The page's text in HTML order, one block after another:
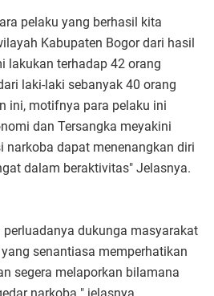
pelaku yang berhasil kita
Kabupaten Bogor dari hasil
lakukan terhadap 42 orang
laki-laki sebanyak 40 orang
ini, motifnya para pelaku ini
dan Tersangka meyakini
narkoba dapat menenangkan diri
dalam beraktivitas" Jelasnya.
perluadanya dukunga masyarakat
senantiasa memperhatikan
segera melaporkan bilamana